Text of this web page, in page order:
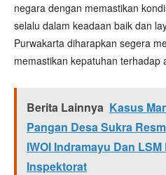
negara dengan memastikan
selalu dalam keadaan baik dan
Purwakarta diharapkan segera
memastikan kepatuhan terhadap
Berita Lainnya Kasus
Pangan Desa Sukra
IWOI Indramayu Dan
Inspektorat